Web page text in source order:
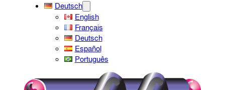
Deutsch
English
Français
Deutsch
Español
Português